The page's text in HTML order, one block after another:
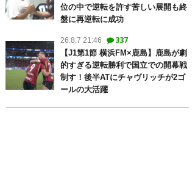
位の中で逆転を許す苦しい展開も終
盤に再逆転に成功
26.8.7 21:46 337
【J1第1節 横浜FM×鹿島】鹿島が劇
的すぎる逆転勝利で国立での開幕戦
制す！後半ATにチャヴリッチが2ゴ
ールの大活躍